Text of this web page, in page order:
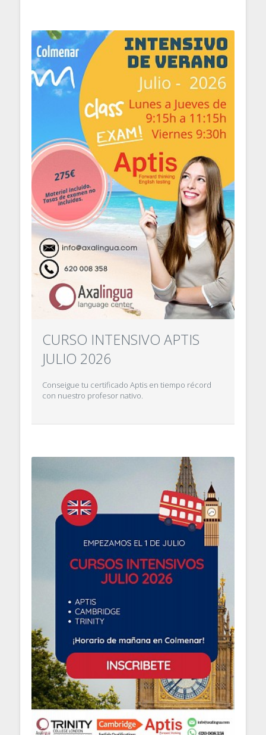
CURSO INTENSIVO APTIS
JULIO 2026
Conseigue tu certificado Aptis en tiempo récord
con nuestro profesor nativo.